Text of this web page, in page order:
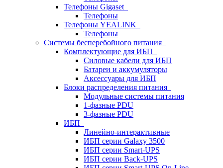
Телефоны Gigaset
Телефоны
Телефоны YEALINK
Телефоны
Системы бесперебойного питания
Комплектующие для ИБП
Силовые кабели для ИБП
Батареи и аккумуляторы
Аксессуары для ИБП
Блоки распределения питания
Модульные системы питания
1-фазные PDU
3-фазные PDU
ИБП
Линейно-интерактивные
ИБП серии Galaxy 3500
ИБП серии Smart-UPS
ИБП серии Back-UPS